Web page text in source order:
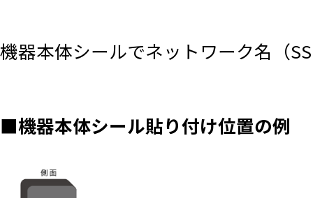
機器本体シールでネットワーク名（
■機器本体シール貼り付け位置の例